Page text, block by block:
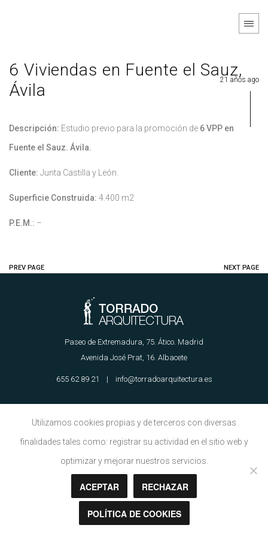
6 Viviendas en Fuente el Sauz,
Ávila
21 años ago
Descripción: Estudio previo para la promoción de 6 VPP en
Fuente el Sauz. Ávila.
Cliente: Junta Castilla y León.
Superficie Construida: 4.400 m2
P.E.M.: –
PREV PAGE NEXT PAGE
Paseo de Extremadura, 75. Ático. Madrid
Avenida José Prat, 16. Albacete
655 62 89 21 | info@torradoarquitectura.es
Aviso Legal | Política de Cookies
Utilizamos cookies propias y de terceros con diversas
finalidades tales como: registrar su actividad en el sitio web y
optimizar y mejorar nuestros servicios.
ACEPTAR RECHAZAR
POLÍTICA DE COOKIES